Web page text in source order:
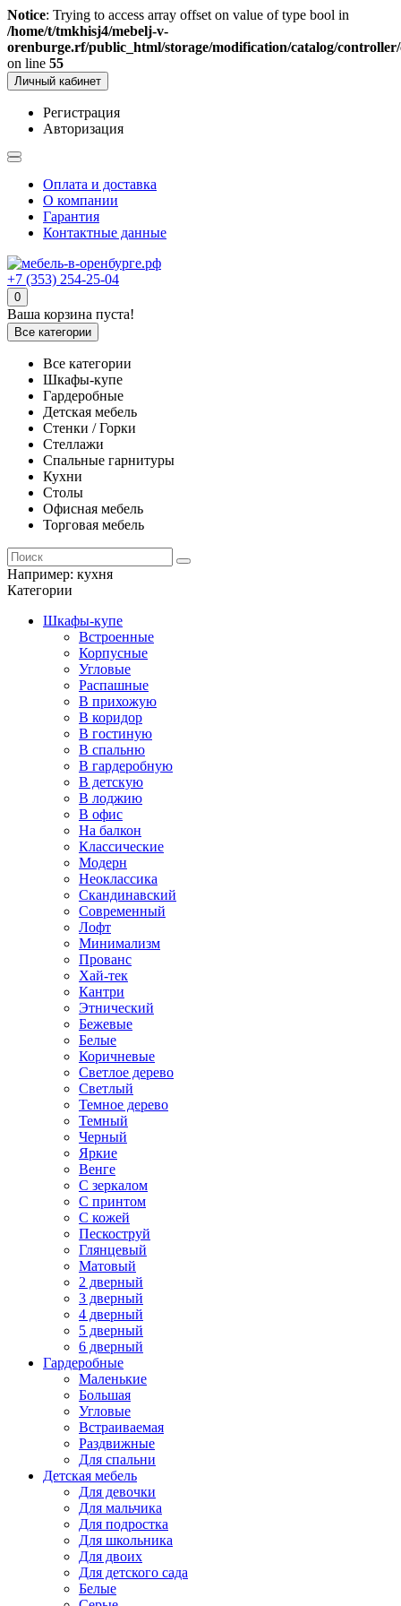
Notice: Trying to access array offset on value of type bool in
/home/t/tmkhisj4/mebelj-v-
orenburge.rf/public_html/storage/modification/catalog/
on line 55
Личный кабинет
Регистрация
Авторизация
Оплата и доставка
О компании
Гарантия
Контактные данные
+7 (353) 254-25-04
0
Ваша корзина пуста!
Все категории
Все категории
Шкафы-купе
Гардеробные
Детская мебель
Стенки / Горки
Стеллажи
Спальные гарнитуры
Кухни
Столы
Офисная мебель
Торговая мебель
Например: кухня
Категории
Шкафы-купе
Встроенные
Корпусные
Угловые
Распашные
В прихожую
В коридор
В гостиную
В спальню
В гардеробную
В детскую
В лоджию
В офис
На балкон
Классические
Модерн
Неоклассика
Скандинавский
Современный
Лофт
Минимализм
Прованс
Хай-тек
Кантри
Этнический
Бежевые
Белые
Коричневые
Светлое дерево
Светлый
Темное дерево
Темный
Черный
Яркие
Венге
С зеркалом
С принтом
С кожей
Пескоструй
Глянцевый
Матовый
2 дверный
3 дверный
4 дверный
5 дверный
6 дверный
Гардеробные
Маленькие
Большая
Угловые
Встраиваемая
Раздвижные
Для спальни
Детская мебель
Для девочки
Для мальчика
Для подростка
Для школьника
Для двоих
Для детского сада
Белые